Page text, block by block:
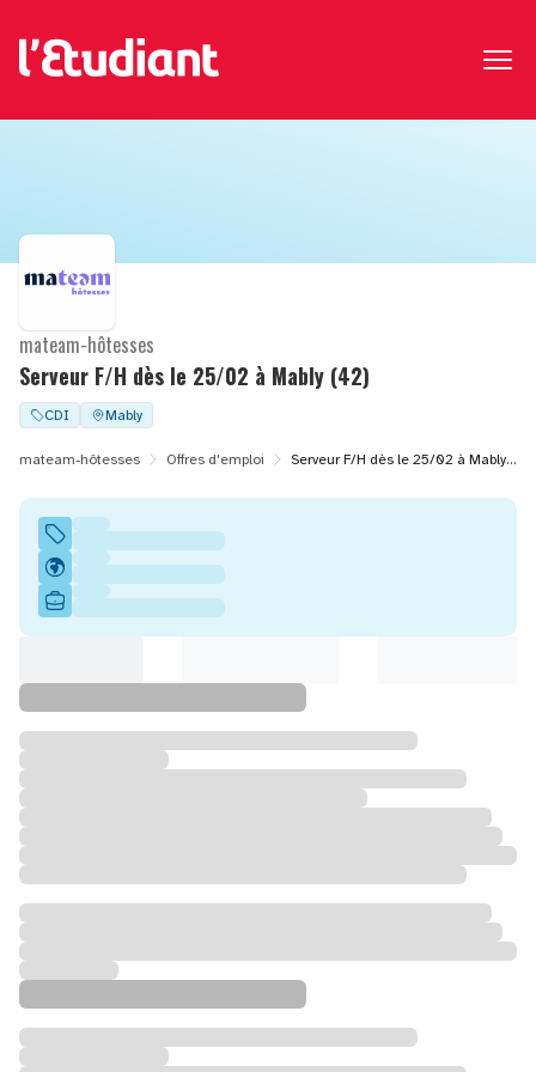
Serveur F/H dès le 25/02 à Mably (42)
mateam-hôtesses
CDI Mably
mateam-hôtesses Offres d'emploi Serveur F/H dès le 25/02 à Mably (42)